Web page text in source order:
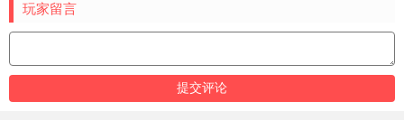
玩家留言